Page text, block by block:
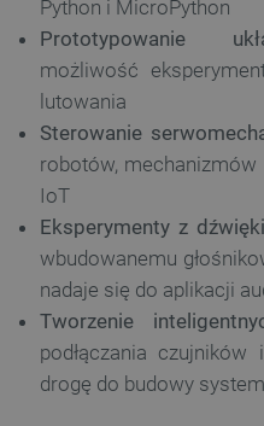
Python i MicroPython
Prototypowanie
możliwość
lutowania
Sterowanie
robotów,
IoT
Eksperymenty z
wbudowanemu
nadaje się do aplikacji
Tworzenie
podłączania
drogę do budowy